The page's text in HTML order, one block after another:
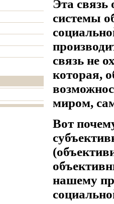
Эта связь
системы
связь не
которая,
миром,
Вот
нашему